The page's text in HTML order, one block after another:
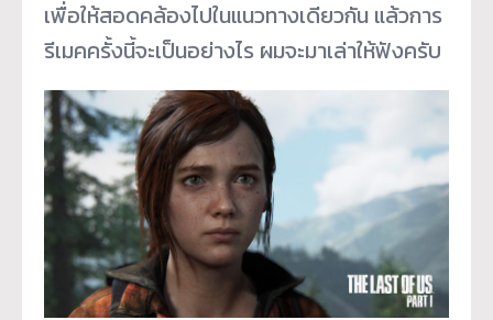
เพื่อให้สอดคล้องไปในแนวทางเดียวกัน แล้วการ
รีเมคครั้งนี้จะเป็นอย่างไร ผมจะมาเล่าให้ฟังครับ